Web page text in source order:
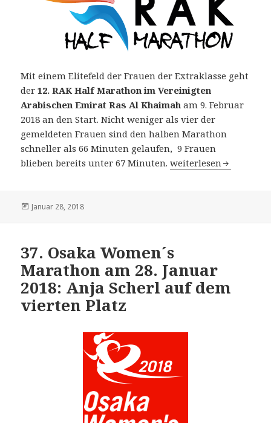
Mit einem Elitefeld der Frauen der Extraklasse geht
der12. RAK Half Marathon im Vereinigten
Arabischen Emirat Ras Al Khaimah am 9. Februar
2018 an den Start. Nicht weniger als vier der
gemeldeten Frauen sind den halben Marathon
schneller als 66 Minuten gelaufen, 9 Frauen
blieben bereits unter 67 Minuten.12. RAK Half
weiterlesen
Veröffentlicht
Januar 28, 2018
37. Osaka Women´s
Marathon am 28. Januar
2018: Anja Scherl auf dem
vierten Platz